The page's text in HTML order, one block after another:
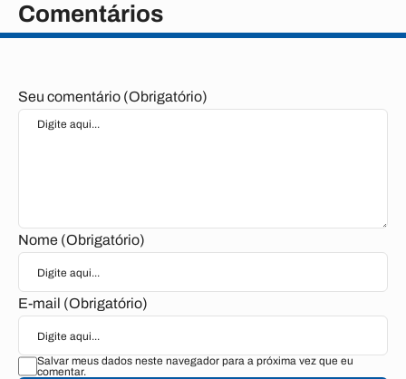
Comentários
Seu comentário (Obrigatório)
Nome (Obrigatório)
E-mail (Obrigatório)
Salvar meus dados neste navegador para a próxima vez que eu
comentar.